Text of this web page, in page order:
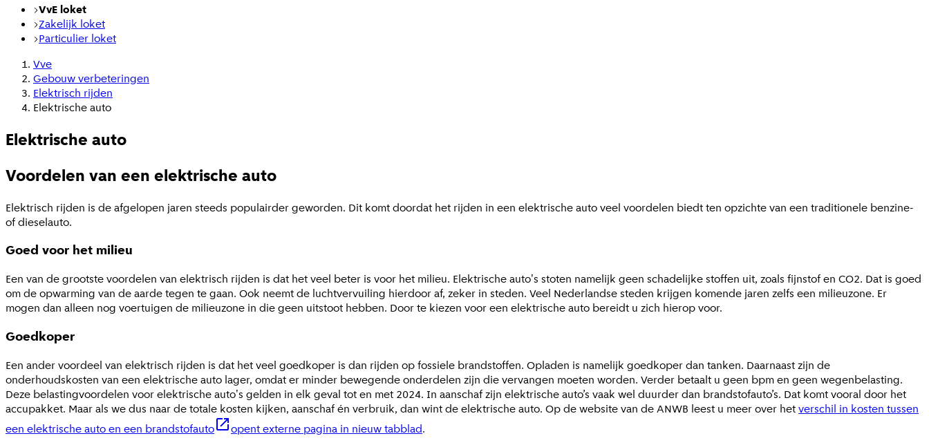
VvE loket
Zakelijk loket
Particulier loket
Vve
Gebouw verbeteringen
Elektrisch rijden
Elektrische auto
Elektrische auto
Voordelen van een elektrische auto
Elektrisch rijden is de afgelopen jaren steeds populairder geworden. Dit komt doordat het rijden in een elektrische auto veel voordelen biedt ten opzichte van een traditionele benzine-
of dieselauto.
Goed voor het milieu
Een van de grootste voordelen van elektrisch rijden is dat het veel beter is voor het milieu. Elektrische auto's stoten namelijk geen schadelijke stoffen uit, zoals fijnstof en CO2. Dat is goed
om de opwarming van de aarde tegen te gaan. Ook neemt de luchtvervuiling hierdoor af, zeker in steden. Veel Nederlandse steden krijgen komende jaren zelfs een milieuzone. Er
mogen dan alleen nog voertuigen de milieuzone in die geen uitstoot hebben. Door te kiezen voor een elektrische auto bereidt u zich hierop voor.
Goedkoper
Een ander voordeel van elektrisch rijden is dat het veel goedkoper is dan rijden op fossiele brandstoffen. Opladen is namelijk goedkoper dan tanken. Daarnaast zijn de
onderhoudskosten van een elektrische auto lager, omdat er minder bewegende onderdelen zijn die vervangen moeten worden. Verder betaalt u geen bpm en geen wegenbelasting.
Deze belastingvoordelen voor elektrische auto's gelden in elk geval tot en met 2024. In aanschaf zijn elektrische auto’s vaak wel duurder dan brandstofauto’s. Dat komt vooral door het
accupakket. Maar als we dus naar de totale kosten kijken, aanschaf én verbruik, dan wint de elektrische auto. Op de website van de ANWB leest u meer over hetverschil in kosten tussen
een elektrische auto en een brandstofauto
opent externe pagina in nieuw tabblad.